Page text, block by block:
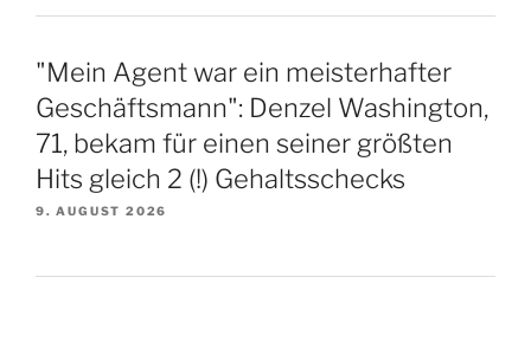
"Mein Agent war ein meisterhafter
Geschäftsmann": Denzel Washington,
71, bekam für einen seiner größten
Hits gleich 2 (!) Gehaltsschecks
9. AUGUST 2026